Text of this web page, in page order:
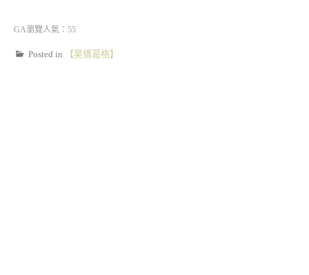
GA瀏覽人氣：55
Posted in 【昊脩葛格】